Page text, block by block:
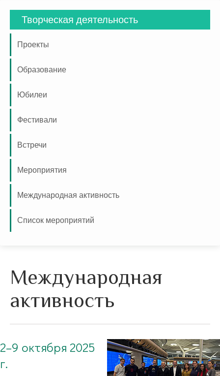
Творческая деятельность
Проекты
Образование
Юбилеи
Фестивали
Встречи
Мероприятия
Международная активность
Список мероприятий
Международная
активность
2–9 октября 2025
г.